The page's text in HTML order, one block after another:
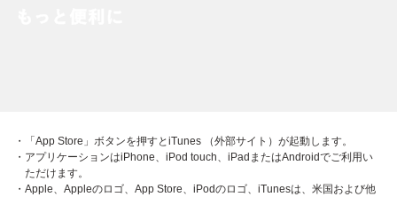
・「App Store」ボタンを押すとiTunes （外部サイト）が起動します。
・アプリケーションはiPhone、iPod touch、iPadまたはAndroidでご利用い
ただけます。
・Apple、Appleのロゴ、App Store、iPodのロゴ、iTunesは、米国および他